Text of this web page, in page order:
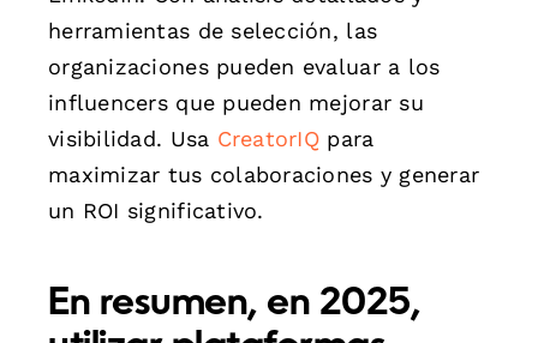
herramientas de selección, las
organizaciones pueden evaluar a los
influencers que pueden mejorar su
visibilidad. Usa CreatorIQ para
maximizar tus colaboraciones y generar
un ROI significativo.
En resumen, en 2025,